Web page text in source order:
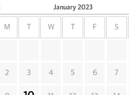
January 2023
M W F S
2 3 4 5 6 7